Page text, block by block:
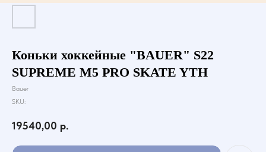
Коньки хоккейные "BAUER" S22
SUPREME M5 PRO SKATE YTH
Bauer
SKU:
19540,00 р.